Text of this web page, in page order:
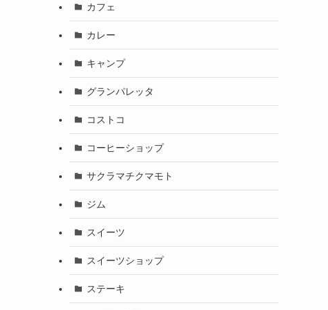
カフェ
カレー
キャンプ
グランパレッタ
コストコ
コーヒーショップ
サクラマチクマモト
ジム
スイーツ
スイーツショップ
ステーキ